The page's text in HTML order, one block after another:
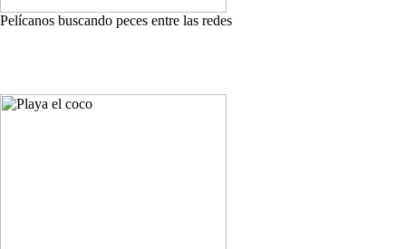
Pelícanos buscando peces entre las redes